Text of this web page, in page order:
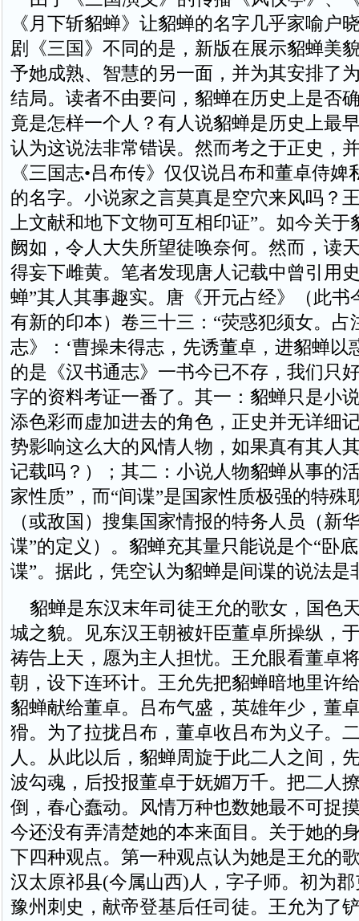
《月下斩貂蝉》让貂蝉的名字几乎家喻户
剧《三国》不同的是，新版在展示貂蝉美
予她成熟、智慧的另一面，并为其安排了
结局。读者不由要问，貂蝉在历史上是否
竟是怎样一个人？有人说貂蝉是历史上最
认为这说法非常错误。然而考之于正史，
《三国志•吕布传》仅仅说吕布和董卓侍婢
的名字。小说家之言莫真是空穴来风吗？
上文献和地下文物可互相印证”。如今关于
阙如，令人大失所望徒唤奈何。然而，读
得妄下雌黄。笔者发现唐人记载中曾引用
蝉”其人其事趣实。唐《开元占经》（此书
有新的印本）卷三十三：“荧惑犯须女。占
志》：‘曹操未得志，先诱董卓，进貂蝉以
的是《汉书通志》一书今已不存，我们只
字的资料考证一番了。其一：貂蝉只是小
添色彩而虚加进去的角色，正史并无详细
势影响这么大的风情人物，如果真有其人
记载吗？）；其二：小说人物貂蝉从事的
家性质”，而“间谍”是国家性质极强的特殊
（或敌国）搜集国家情报的特务人员（新
谍”的定义）。貂蝉充其量只能说是个“卧
谍”。据此，凭空认为貂蝉是间谍的说法是
貂蝉是东汉末年司徒王允的歌女，国色
城之貌。见东汉王朝被奸臣董卓所操纵，
祷告上天，愿为主人担忧。王允眼看董卓
朝，设下连环计。王允先把貂蝉暗地里许
貂蝉献给董卓。吕布气盛，英雄年少，董
猾。为了拉拢吕布，董卓收吕布为义子。
人。从此以后，貂蝉周旋于此二人之间，
波勾魂，后投报董卓于妩媚万千。把二人
倒，春心蠢动。风情万种也数她最不可捉
今还没有弄清楚她的本来面目。关于她的
下四种观点。第一种观点认为她是王允的
汉太原祁县(今属山西)人，字子师。初为
豫州刺史，献帝登基后任司徒。王允为了